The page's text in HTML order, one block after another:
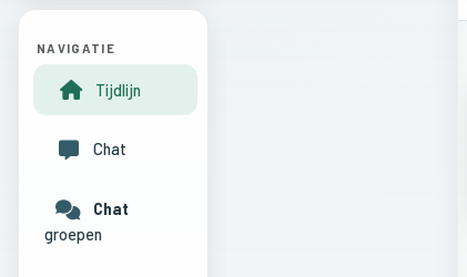
NAVIGATIE
Tijdlijn
Chat
Chat
groepen